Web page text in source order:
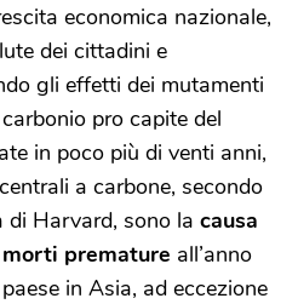
economica nazionale,
dei cittadini e
gli effetti dei mutamenti
pro capite del
in poco più di venti anni,
a carbone, secondo
di Harvard, sono la causa
premature all’anno
in Asia, ad eccezione